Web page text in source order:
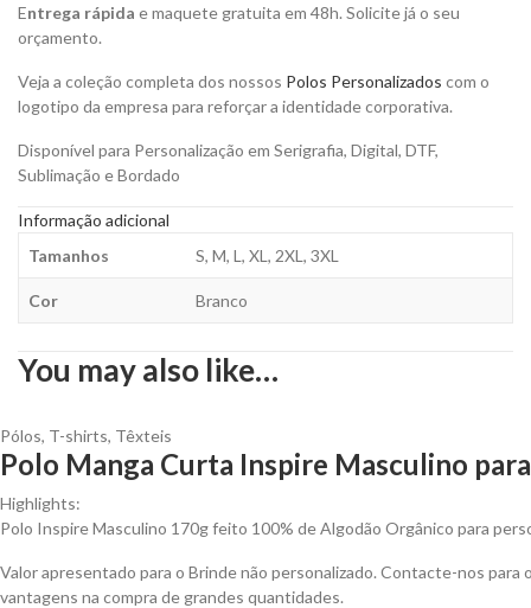
Entrega rápida e maquete gratuita em 48h. Solicite já o seu
orçamento.
Veja a coleção completa dos nossos Polos Personalizados com o
logotipo da empresa para reforçar a identidade corporativa.
Disponível para Personalização em Serigrafia, Digital, DTF,
Sublimação e Bordado
Informação adicional
Tamanhos
S, M, L, XL, 2XL, 3XL
Cor Branco
You may also like…
Pólos, T-shirts, Têxteis
Polo Manga Curta Inspire Masculino
Highlights:
Polo Inspire Masculino 170g feito 100% de Algodão Orgânico para
Valor apresentado para o Brinde não personalizado. Contacte-nos para
vantagens na compra de grandes quantidades.